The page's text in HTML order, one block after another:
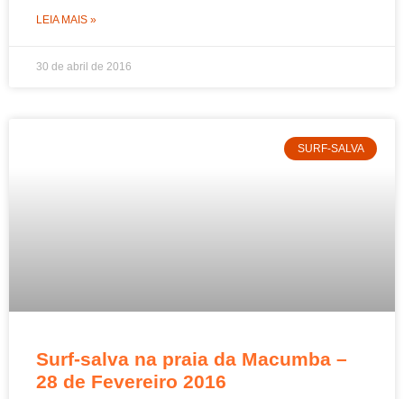
LEIA MAIS »
30 de abril de 2016
SURF-SALVA
Surf-salva na praia da Macumba –
28 de Fevereiro 2016